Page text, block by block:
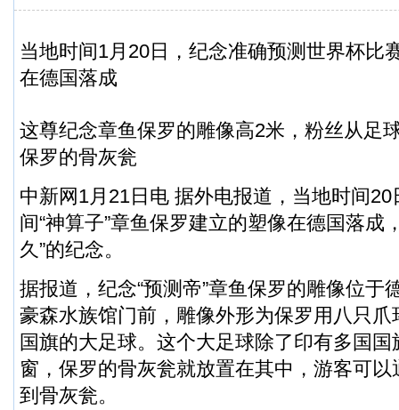
当地时间1月20日，纪念准确预测世界杯比
在德国落成
这尊纪念章鱼保罗的雕像高2米，粉丝从足
保罗的骨灰瓮
中新网1月21日电 据外电报道，当地时间
间“神算子”章鱼保罗建立的塑像在德国落成
久”的纪念。
据报道，纪念“预测帝”章鱼保罗的雕像位于
豪森水族馆门前，雕像外形为保罗用八只
国旗的大足球。这个大足球除了印有多国
窗，保罗的骨灰瓮就放置在其中，游客可
到骨灰瓮。